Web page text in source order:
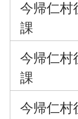
今帰仁村
課
今帰仁村
課
今帰仁村